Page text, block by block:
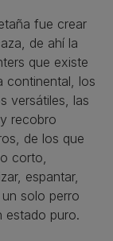
fue crear
de ahí la
que existe
continental, los
versátiles, las
recobro
de los que
corto,
espantar,
solo perro
estado puro.